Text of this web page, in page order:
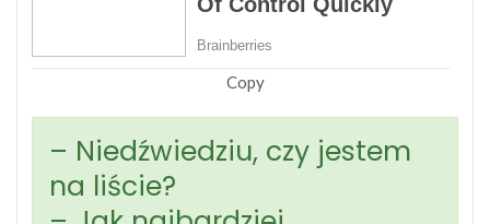
Copy
– Niedźwiedziu, czy jestem
na liście?